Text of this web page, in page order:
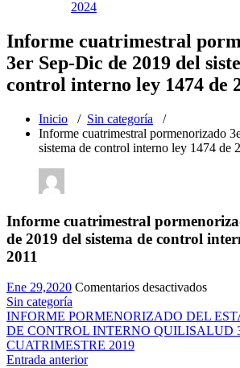
2024
Informe cuatrimestral
3er Sep-Dic de 2019 del
control interno ley 1474 de
Inicio / Sin categoría /
Informe cuatrimestral pormenorizado
sistema de control interno ley 1474 de
Informe cuatrimestral
de 2019 del sistema de control
2011
Ene 29,2020 Comentarios desactivadosen
Sin categoría
INFORME PORMENORIZADO DEL
DE CONTROL INTERNO QUILISALUD
CUATRIMESTRE 2019
Entrada anterior